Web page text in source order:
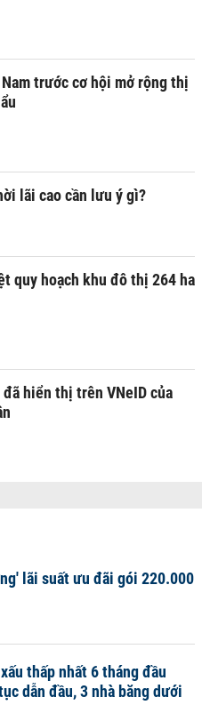
trước cơ hội mở rộng thị
lãi cao cần lưu ý gì?
quy hoạch khu đô thị 264 ha
hiển thị trên VNeID của
lãi suất ưu đãi gói 220.000
thấp nhất 6 tháng đầu
dẫn đầu, 3 nhà băng dưới